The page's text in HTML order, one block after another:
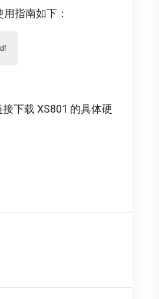
指南如下：
下载 XS801 的具体硬